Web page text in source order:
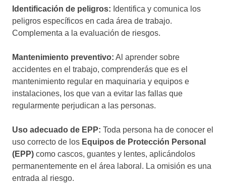
Identificación de peligros: Identifica y comunica los
peligros específicos en cada área de trabajo.
Complementa a la evaluación de riesgos.
Mantenimiento preventivo: Al aprender sobre
accidentes en el trabajo, comprenderás que es el
mantenimiento regular en maquinaria y equipos e
instalaciones, los que van a evitar las fallas que
regularmente perjudican a las personas.
Uso adecuado de EPP: Toda persona ha de conocer el
uso correcto de los Equipos de Protección Personal
(EPP) como cascos, guantes y lentes, aplicándolos
permanentemente en el área laboral. La omisión es una
entrada al riesgo.